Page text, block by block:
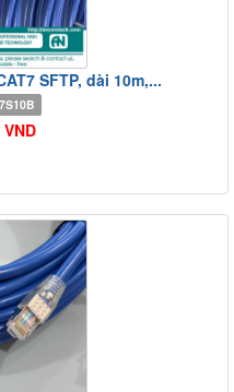
SFTP, dài 10m,...